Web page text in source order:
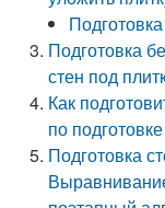
Подготовка
стен под
Как
по
Подготовка